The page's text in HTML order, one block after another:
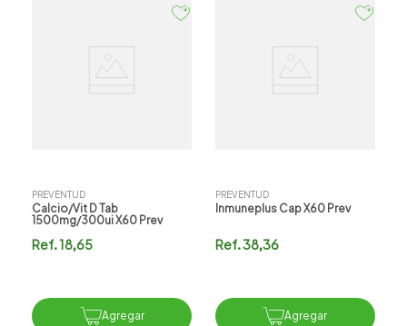
PREVENTUD
Calcio/vit D Tab
1500mg/300ui X60 Prev
Ref.18,65
Agregar
PREVENTUD
Inmuneplus Cap X60 Prev
Ref.38,36
Agregar